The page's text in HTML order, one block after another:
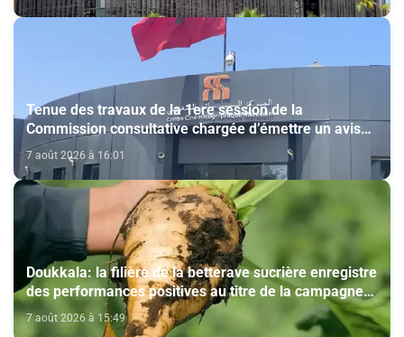
Tenue des travaux de la 1ere session de la
Commission consultative chargée d’émettre un avis
sur la délivrance de la carte du professionnel du
cinéma (CCM)
7 août 2026 à 16:01
Doukkala: la filière de la betterave sucrière enregistre
des performances positives au titre de la campagne
agricole 2025-2026
7 août 2026 à 15:49